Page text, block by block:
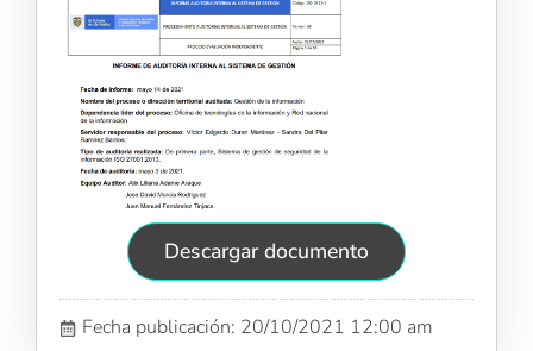
Descargar documento
Fecha publicación: 20/10/2021 12:00 am